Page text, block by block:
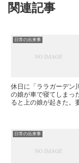
関連記事
日常の出来事
休日に「ララガーデン
の娘が車で寝てしまっ
ると上の娘が起きた。
日常の出来事